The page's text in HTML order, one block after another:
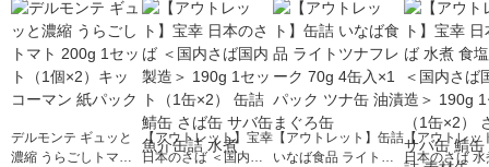
デルモンテ ギュッと
濃縮 うらごしトマト
【アウトレット】宝幸
日本のさば ＜国内さ
【アウトレット】缶詰
いなば食品 ライトツ
【アウトレッ
日本のさば